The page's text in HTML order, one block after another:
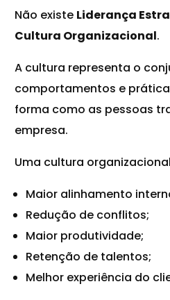
Não existe Liderança
Cultura Organizacional.
A cultura representa o
comportamentos e
forma como as pessoas
empresa.
Uma cultura
Maior alinhamento
Redução de conflitos;
Maior produtividade;
Retenção de talentos;
Melhor experiência do